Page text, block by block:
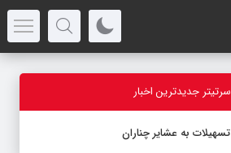
سرتیتر جدیدترین اخبار